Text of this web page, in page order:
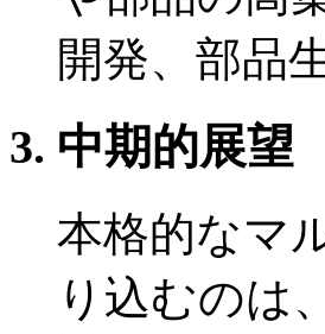
開発、部品
中期的展望
本格的なマ
り込むのは